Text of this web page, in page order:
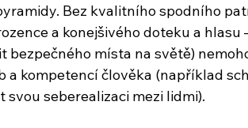
Bez kvalitního spodního
a konejšivého doteku a hlasu
bezpečného místa na světě)
a kompetencí člověka (například
seberealizaci mezi lidmi).